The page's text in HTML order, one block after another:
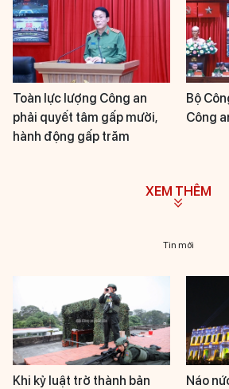
Toàn lực lượng Công an
phải quyết tâm gấp mười,
hành động gấp trăm
Bộ
Công
XEM THÊM
Tin mới
Khi kỷ luật trở thành bản
Náo